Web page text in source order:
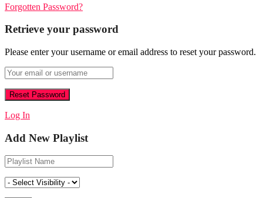
Forgotten Password?
Retrieve your password
Please enter your username or email address to reset your password.
Log In
Add New Playlist